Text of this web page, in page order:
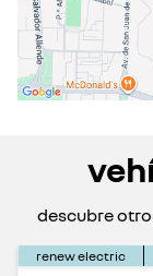
descubre
renew electric